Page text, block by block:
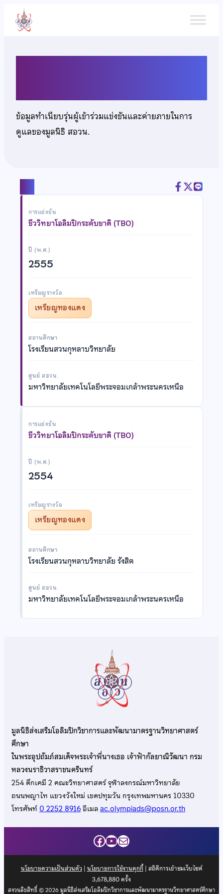
เนื้อหา
ข้อมูลทำเนียบรุ่นผู้เข้าร่วมแข่งขันและค่ายภายในการ
ดูแลของมูลนิธิ สอวน.
การแข่งขัน
ชีววิทยาโอลิมปิกระดับชาติ (TBO)
ปี (พ.ศ.)
2555
เหรียญรางวัล
เหรียญทองแดง
สถานศึกษา
โรงเรียนสวนกุหลาบวิทยาลัย
ศูนย์ สอวน.
มหาวิทยาลัยเทคโนโลยีพระจอมเกล้าพระนครเหนือ
การแข่งขัน
ชีววิทยาโอลิมปิกระดับชาติ (TBO)
ปี (พ.ศ.)
2554
เหรียญรางวัล
เหรียญทองแดง
สถานศึกษา
โรงเรียนสวนกุหลาบวิทยาลัย รังสิต
ศูนย์ สอวน.
มหาวิทยาลัยเทคโนโลยีพระจอมเกล้าพระนครเหนือ
มูลนิธิส่งเสริมโอลิมปิกวิชาการและพัฒนามาตรฐานวิทยาศาสตร์
ศึกษา
ในพระอุปถัมภ์สมเด็จพระเจ้าพี่นางเธอ เจ้าฟ้ากัลยาณิวัฒนา กรม
หลวงนราธิวาสราชนครินทร์
254 ตึกเคมี 2 คณะวิทยาศาสตร์ จุฬาลงกรณ์มหาวิทยาลัย
ถนนพญาไท แขวงวังใหม่ เขตปทุมวัน กรุงเทพมหานคร 10330
โทรศัพท์0 2252 8916อีเมลac.olympiads@posn.or.th
Facebook
YouTube
Mail
นโยบายความเป็นส่วนตัว| นโยบายการใช้งานคุกกี้| สถิติการเข้าชมเว็บไซต์
3,678,880ครั้ง
สงวนลิขสิทธิ์ © 2026 มูลนิธิส่งเสริมโอลิมปิกวิชาการและพัฒนามาตรฐานวิทยาศาสตร์ศึกษา